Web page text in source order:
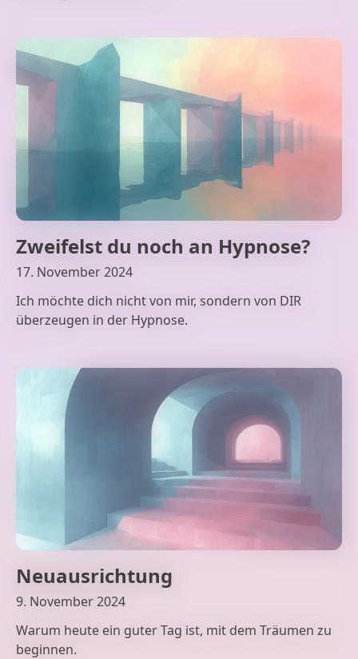
Zweifelst du noch an Hypnose?
17. November 2024
Ich möchte dich nicht von mir, sondern von DIR
überzeugen in der Hypnose.
Neuausrichtung
9. November 2024
Warum heute ein guter Tag ist, mit dem Träumen zu
beginnen.